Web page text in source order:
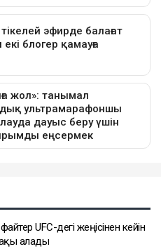
UFC-дегі жеңісінен кейін
алады